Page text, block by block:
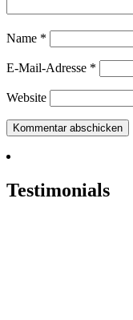
Name *
E-Mail-Adresse *
Website
Testimonials